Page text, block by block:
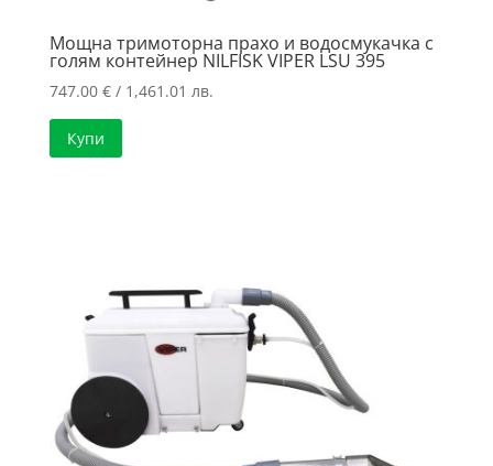
Мощна тримоторна прахо и водосмукачка с
голям контейнер NILFISK VIPER LSU 395
747.00 €/ 1,461.01 лв.
Купи